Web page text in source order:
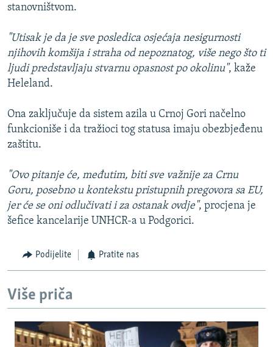
stanovništvom.
"Utisak je da je sve posledica osjećaja nesigurnosti
njihovih komšija i straha od nepoznatog, više nego što ti
ljudi predstavljaju stvarnu opasnost po okolinu", kaže
Heleland.
Ona zaključuje da sistem azila u Crnoj Gori načelno
funkcioniše i da tražioci tog statusa imaju obezbjeđenu
zaštitu.
"Ovo pitanje će, međutim, biti sve važnije za Crnu
Goru, posebno u kontekstu pristupnih pregovora sa EU,
jer će se oni odlučivati i za ostanak ovdje", procjena je
šefice kancelarije UNHCR-a u Podgorici.
Podijelite Pratite nas
Više priča